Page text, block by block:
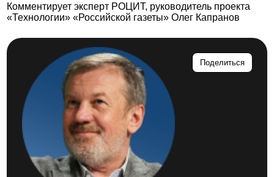
Комментирует эксперт РОЦИТ, руководитель проекта
«Технологии» «Российской газеты» Олег Капранов
Поделиться